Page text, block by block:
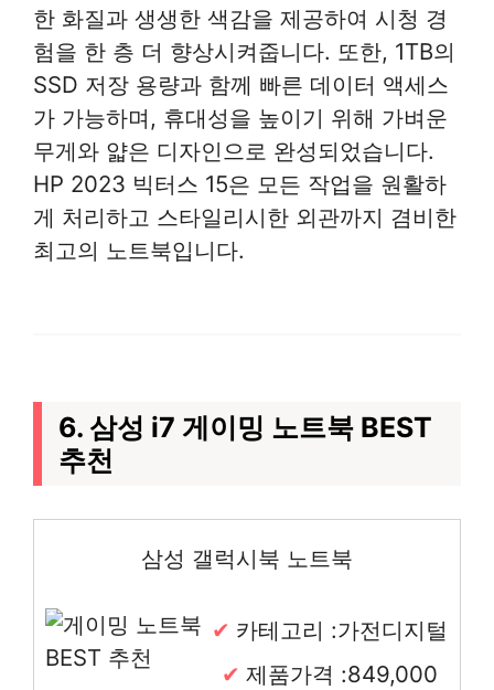
한 화질과 생생한 색감을 제공하여 시청 경
험을 한 층 더 향상시켜줍니다. 또한, 1TB의
SSD 저장 용량과 함께 빠른 데이터 액세스
가 가능하며, 휴대성을 높이기 위해 가벼운
무게와 얇은 디자인으로 완성되었습니다.
HP 2023 빅터스 15은 모든 작업을 원활하
게 처리하고 스타일리시한 외관까지 겸비한
최고의 노트북입니다.
6. 삼성 i7 게이밍 노트북 BEST
추천
삼성 갤럭시북 노트북
카테고리 :가전디지털
제품가격 :849,000